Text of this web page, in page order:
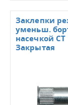
Заклепки
уменьш.
насечкой СТ
Закрытая